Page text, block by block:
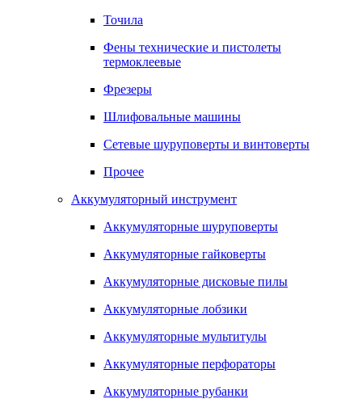
Точила
Фены технические и пистолеты
термоклеевые
Фрезеры
Шлифовальные машины
Сетевые шуруповерты и винтоверты
Прочее
Аккумуляторный инструмент
Аккумуляторные шуруповерты
Аккумуляторные гайковерты
Аккумуляторные дисковые пилы
Аккумуляторные лобзики
Аккумуляторные мультитулы
Аккумуляторные перфораторы
Аккумуляторные рубанки